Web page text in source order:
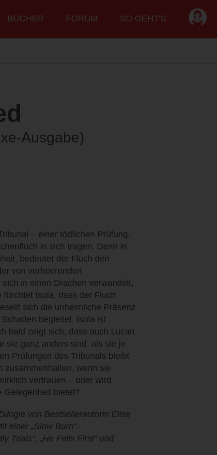
BÜCHER FORUM SO GEHT'S
Ausgabe)
– einer tödlichen Prüfung,
in sich tragen. Denn in
bedeutet der Fluch den
von verheerenden
in einen Drachen verwandelt,
Isola, dass der Fluch
sich die unheimliche Präsenz
begleitet. Isola ist
bald zeigt sich, dass auch Lucan
sie ganz anders sind, als sie je
Prüfungen des Tribunals bleibt
zusammenhalten, wenn sie
vertrauen – oder wird
Gelegenheit bietet?
von Bestsellerautorin Elise
einer „Slow Burn“-
Trials“, „He Falls First“ und